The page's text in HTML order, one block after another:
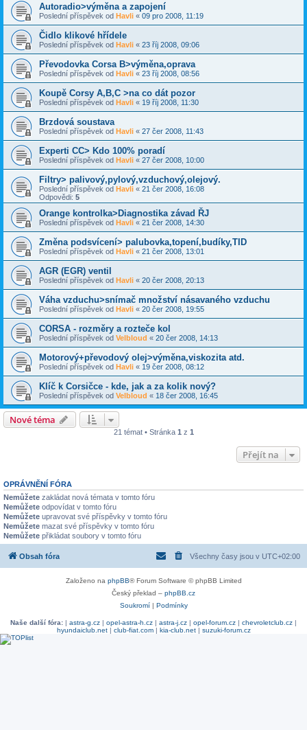
Autoradio>výměna a zapojení
Poslední příspěvek od Havli « 09 pro 2008, 11:19
Čidlo klikové hřídele
Poslední příspěvek od Havli « 23 říj 2008, 09:06
Převodovka Corsa B>výměna,oprava
Poslední příspěvek od Havli « 23 říj 2008, 08:56
Koupě Corsy A,B,C >na co dát pozor
Poslední příspěvek od Havli « 19 říj 2008, 11:30
Brzdová soustava
Poslední příspěvek od Havli « 27 čer 2008, 11:43
Experti CC> Kdo 100% poradí
Poslední příspěvek od Havli « 27 čer 2008, 10:00
Filtry> palivový,pylový,vzduchový,olejový.
Poslední příspěvek od Havli « 21 čer 2008, 16:08
Odpovědi: 5
Orange kontrolka>Diagnostika závad ŘJ
Poslední příspěvek od Havli « 21 čer 2008, 14:30
Změna podsvícení> palubovka,topení,budíky,TID
Poslední příspěvek od Havli « 21 čer 2008, 13:01
AGR (EGR) ventil
Poslední příspěvek od Havli « 20 čer 2008, 20:13
Váha vzduchu>snímač množství násavaného vzduchu
Poslední příspěvek od Havli « 20 čer 2008, 19:55
CORSA - rozměry a rozteče kol
Poslední příspěvek od Velbloud « 20 čer 2008, 14:13
Motorový+převodový olej>výměna,viskozita atd.
Poslední příspěvek od Havli « 19 čer 2008, 08:12
Klíč k Corsičce - kde, jak a za kolik nový?
Poslední příspěvek od Velbloud « 18 čer 2008, 16:45
Nové téma
21 témat • Stránka 1 z 1
Přejít na
OPRÁVNĚNÍ FÓRA
Nemůžete zakládat nová témata v tomto fóru
Nemůžete odpovídat v tomto fóru
Nemůžete upravovat své příspěvky v tomto fóru
Nemůžete mazat své příspěvky v tomto fóru
Nemůžete přikládat soubory v tomto fóru
Obsah fóra Všechny časy jsou v UTC+02:00
Založeno na phpBB® Forum Software © phpBB Limited
Český překlad – phpBB.cz
Soukromí| Podmínky
Naše další fóra: | astra-g.cz | opel-astra-h.cz | astra-j.cz | opel-forum.cz | chevroletclub.cz |
hyundaiclub.net| club-fiat.com| kia-club.net| suzuki-forum.cz